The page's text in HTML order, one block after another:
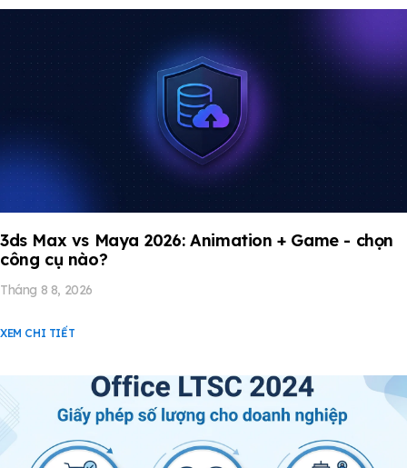
3ds Max vs Maya 2026: Animation + Game - chọn
công cụ nào?
Tháng 8 8, 2026
XEM CHI TIẾT